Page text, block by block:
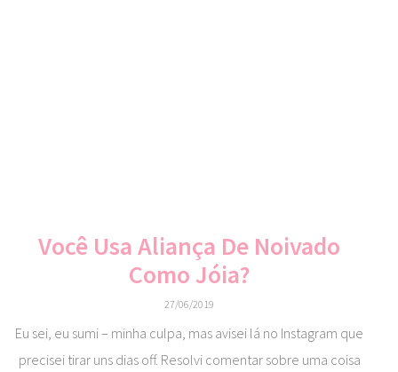
Você Usa Aliança De Noivado
Como Jóia?
27/06/2019
Eu sei, eu sumi – minha culpa, mas avisei lá no Instagram que
precisei tirar uns dias off. Resolvi comentar sobre uma coisa